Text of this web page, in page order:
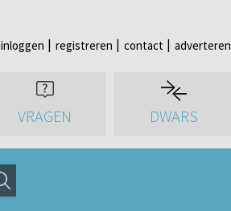
inloggen registreren contact adverteren
VRAGEN DWARS